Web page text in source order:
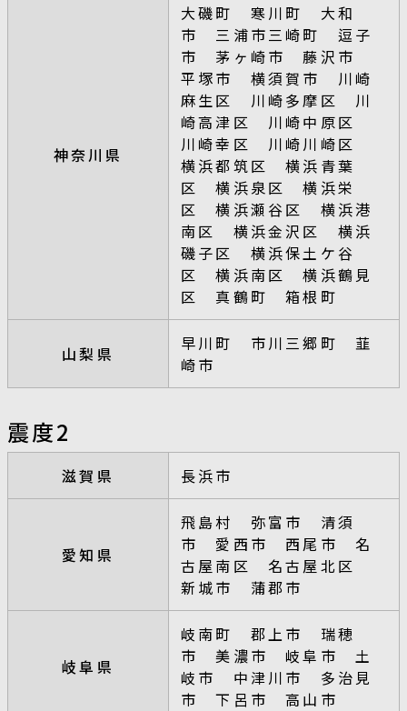
神奈川県
大磯町 寒川町 大和
市 三浦市三崎町 逗子
市 茅ヶ崎市 藤沢市
平塚市 横須賀市 川崎
麻生区 川崎多摩区 川
崎高津区 川崎中原区
川崎幸区 川崎川崎区
横浜都筑区 横浜青葉
区 横浜泉区 横浜栄
区 横浜瀬谷区 横浜港
南区 横浜金沢区 横浜
磯子区 横浜保土ケ谷
区 横浜南区 横浜鶴見
区 真鶴町 箱根町
山梨県
早川町 市川三郷町 韮
崎市
震度2
滋賀県 長浜市
愛知県
飛島村 弥富市 清須
市 愛西市 西尾市 名
古屋南区 名古屋北区
新城市 蒲郡市
岐阜県
岐南町 郡上市 瑞穂
市 美濃市 岐阜市 土
岐市 中津川市 多治見
市 下呂市 高山市